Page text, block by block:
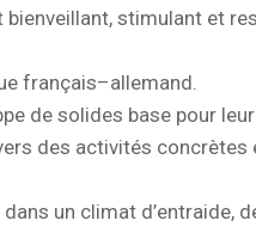
stimulant et
français–allemand.
de solides base pour
des activités concrètes
un climat d’entraide,